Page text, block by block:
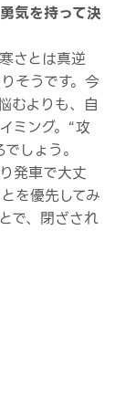
気を持って決
さとは真逆
そうです。今
むよりも、自
ミング。“攻
しょう。
発車で大丈
を優先してみ
で、閉ざされ